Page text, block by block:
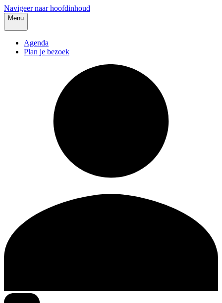
Navigeer naar hoofdinhoud
Menu
Agenda
Plan je bezoek